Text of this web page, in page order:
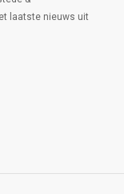
laatste nieuws uit